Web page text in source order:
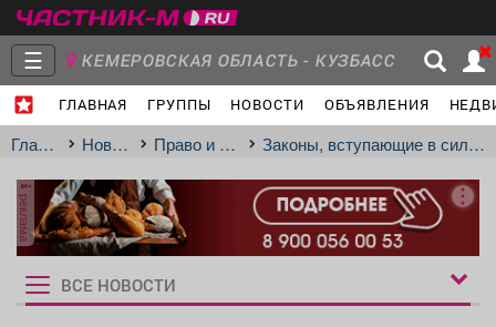
☰ КЕМЕРОВСКАЯ ОБЛАСТЬ - КУЗБАСС
ГЛАВНАЯ ГРУППЫ НОВОСТИ ОБЪЯВЛЕНИЯ
Главная
Объявления Недвижимость Услуги
Главная Новости Право и закон Законы, вступающие в силу в июле
реклама
Рукбрики
новостей
ВСЕ НОВОСТИ